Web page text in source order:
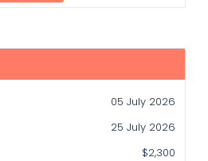
05 July 2026
25 July 2026
$2,300